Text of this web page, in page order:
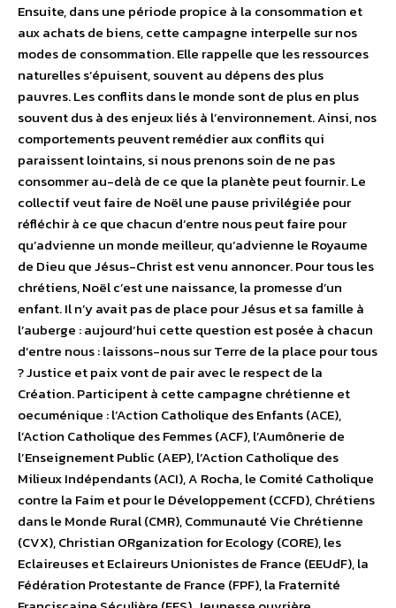
Ensuite, dans une période propice à la consommation et
aux achats de biens, cette campagne interpelle sur nos
modes de consommation. Elle rappelle que les ressources
naturelles s’épuisent, souvent au dépens des plus
pauvres. Les conflits dans le monde sont de plus en plus
souvent dus à des enjeux liés à l’environnement. Ainsi, nos
comportements peuvent remédier aux conflits qui
paraissent lointains, si nous prenons soin de ne pas
consommer au-delà de ce que la planète peut fournir. Le
collectif veut faire de Noël une pause privilégiée pour
réfléchir à ce que chacun d’entre nous peut faire pour
qu’advienne un monde meilleur, qu’advienne le Royaume
de Dieu que Jésus-Christ est venu annoncer. Pour tous les
chrétiens, Noël c’est une naissance, la promesse d’un
enfant. Il n’y avait pas de place pour Jésus et sa famille à
l’auberge : aujourd’hui cette question est posée à chacun
d’entre nous : laissons-nous sur Terre de la place pour tous
? Justice et paix vont de pair avec le respect de la
Création. Participent à cette campagne chrétienne et
oecuménique : l’Action Catholique des Enfants (ACE),
l’Action Catholique des Femmes (ACF), l’Aumônerie de
l’Enseignement Public (AEP), l’Action Catholique des
Milieux Indépendants (ACI), A Rocha, le Comité Catholique
contre la Faim et pour le Développement (CCFD), Chrétiens
dans le Monde Rural (CMR), Communauté Vie Chrétienne
(CVX), Christian ORganization for Ecology (CORE), les
Eclaireuses et Eclaireurs Unionistes de France (EEUdF), la
Fédération Protestante de France (FPF), la Fraternité